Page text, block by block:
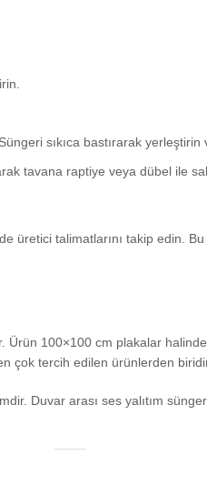
sıkıca bastırarak yerleştirin
tavana raptiye veya dübel ile
üretici talimatlarını takip edin.
100×100 cm plakalar
çok tercih edilen ürünlerden
Duvar arası ses yalıtım